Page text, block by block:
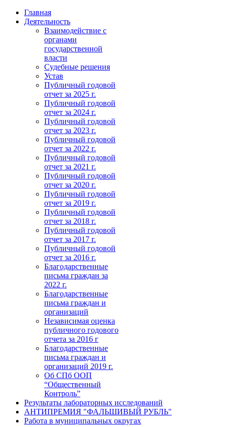
Главная
Деятельность
Взаимодействие с
органами
государственной
власти
Судебные решения
Устав
Публичный годовой
отчет за 2025 г.
Публичный годовой
отчет за 2024 г.
Публичный годовой
отчет за 2023 г.
Публичный годовой
отчет за 2022 г.
Публичный годовой
отчет за 2021 г.
Публичный годовой
отчет за 2020 г.
Публичный годовой
отчет за 2019 г.
Публичный годовой
отчет за 2018 г.
Публичный годовой
отчет за 2017 г.
Публичный годовой
отчет за 2016 г.
Благодарственные
письма граждан за
2022 г.
Благодарственные
письма граждан и
организаций
Независимая оценка
публичного годового
отчета за 2016 г
Благодарственные
письма граждан и
организаций 2019 г.
Об СПб ООП
“Общественный
Контроль”
Результаты лабораторных исследований
АНТИПРЕМИЯ "ФАЛЬШИВЫЙ РУБЛЬ"
Работа в муниципальных округах